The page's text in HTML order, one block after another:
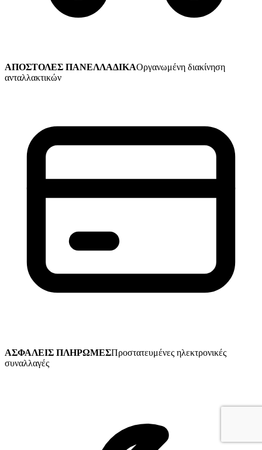
ΑΠΟΣΤΟΛΕΣ ΠΑΝΕΛΛΑΔΙΚΑΟργανωμένη διακίνηση
ανταλλακτικών
ΑΣΦΑΛΕΙΣ ΠΛΗΡΩΜΕΣΠροστατευμένες ηλεκτρονικές
συναλλαγές